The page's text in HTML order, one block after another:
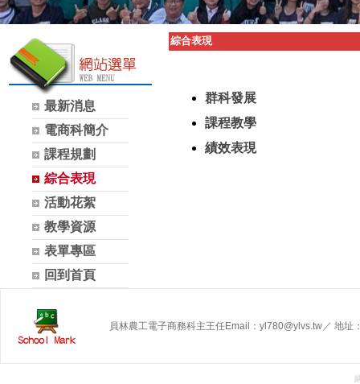
最新消息
電商科簡介
課程規劃
綜合表現
活動花絮
教學資源
表單專區
回到首頁
綜合表現
群科發展
課程教學
績效表現
員林農工電子商務科主王任Email：yl780@ylvs.tw／ 地